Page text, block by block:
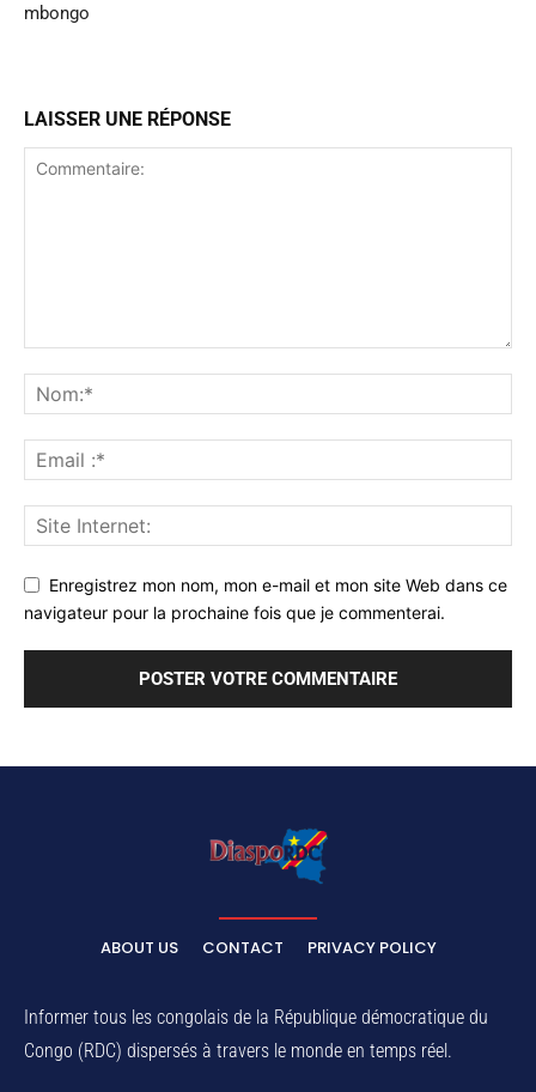
mbongo
LAISSER UNE RÉPONSE
Enregistrez mon nom, mon e-mail et mon site Web dans ce
navigateur pour la prochaine fois que je commenterai.
ABOUT US CONTACT PRIVACY POLICY
Informer tous les congolais de la République démocratique du
Congo (RDC) dispersés à travers le monde en temps réel.